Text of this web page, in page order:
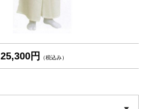
25,300円 （税込み）